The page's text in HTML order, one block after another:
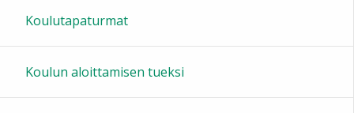
21:00
Koulutapaturmat
Koulun aloittamisen tueksi